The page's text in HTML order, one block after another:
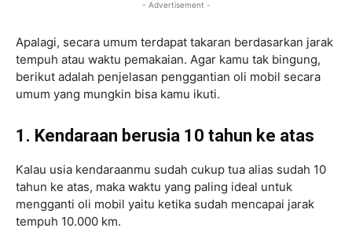
- Advertisement -
Apalagi, secara umum terdapat takaran berdasarkan jarak
tempuh atau waktu pemakaian. Agar kamu tak bingung,
berikut adalah penjelasan penggantian oli mobil secara
umum yang mungkin bisa kamu ikuti.
1. Kendaraan berusia 10 tahun ke atas
Kalau usia kendaraanmu sudah cukup tua alias sudah 10
tahun ke atas, maka waktu yang paling ideal untuk
mengganti oli mobil yaitu ketika sudah mencapai jarak
tempuh 10.000 km.